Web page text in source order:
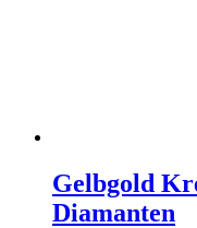
Gelbgold
Diamanten